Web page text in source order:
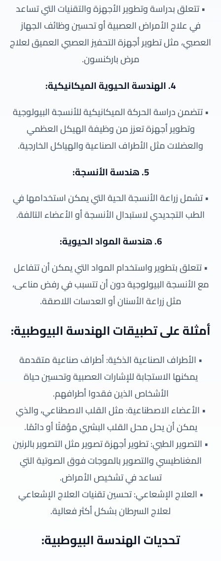
• تتعلق بدراسة وتطوير الأجهزة والتقنيات التي تساعد
في علاج الأمراض العصبية أو تحسين وظائف الجهاز
العصبي، مثل تطوير أجهزة التحفيز العصبي العميق لعلاج
مرض باركنسون.
4. الهندسة الحيوية الميكانيكية:
• تتضمن دراسة الحركة الميكانيكية للأنسجة البيولوجية
وتطوير أجهزة تعزز من وظيفة الهيكل العظمي
والعضلات مثل الأطراف الصناعية والهياكل الخارجية.
5. هندسة الأنسجة:
• تشمل زراعة الأنسجة الحية التي يمكن استخدامها في
الطب التجديدي لاستبدال الأنسجة أو الأعضاء التالفة.
6. هندسة المواد الحيوية:
• تتعلق بتطوير واستخدام المواد التي يمكن أن تتفاعل
مع الأنسجة البيولوجية دون أن تتسبب في رفض مناعى،
مثل زراعة الأسنان أو العدسات اللاصقة.
أمثلة على تطبيقات الهندسة البيوطبية:
• الأطراف الصناعية الذكية: أطراف صناعية متقدمة
يمكنها الاستجابة للإشارات العصبية وتحسين حياة
الأشخاص الذين فقدوا أطرافهم.
• الأعضاء الاصطناعية: مثل القلب الاصطناعي، والذي
يمكن أن يحل محل القلب البشري مؤقتًا أو دائمًا.
• التصوير الطبي: تطوير أجهزة تصوير مثل التصوير بالرنين
المغناطيسي والتصوير بالموجات فوق الصوتية التي
تساعد في تشخيص الأمراض.
• العلاج الإشعاعي: تحسين تقنيات العلاج الإشعاعي
لعلاج السرطان بشكل أكثر فعالية.
تحديات الهندسة البيوطبية: